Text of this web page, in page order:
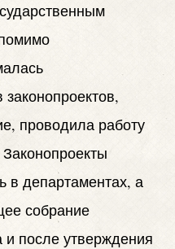
проводила работу
в департаментах, а
собрание
и после утверждения